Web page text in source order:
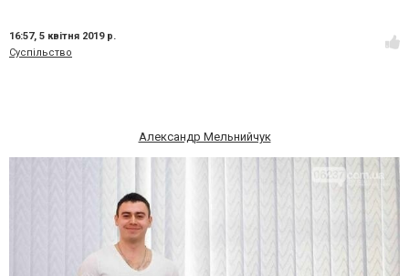
16:57, 5 квітня 2019 р.
Суспільство
Александр Мельнийчук